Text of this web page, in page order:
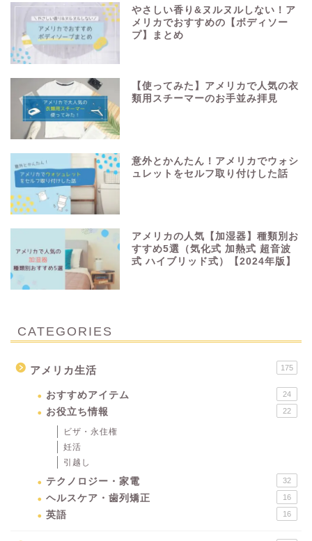
やさしい香り&ヌルヌルしない！ア
メリカでおすすめの【ボディソー
プ】まとめ
【使ってみた】アメリカで人気の衣
類用スチーマーのお手並み拝見
意外とかんたん！アメリカでウォシ
ュレットをセルフ取り付けした話
アメリカの人気【加湿器】種類別お
すすめ5選（気化式 加熱式 超音波
式 ハイブリッド式）【2024年版】
CATEGORIES
アメリカ生活 175
おすすめアイテム 24
お役立ち情報 22
ビザ・永住権
妊活
引越し
テクノロジー・家電 32
ヘルスケア・歯列矯正 16
英語 16